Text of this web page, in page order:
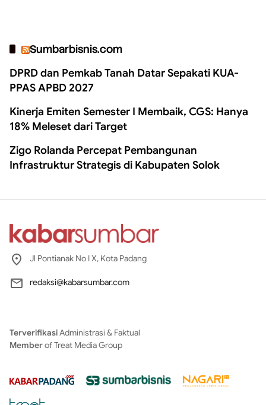
Sumbarbisnis.com
DPRD dan Pemkab Tanah Datar Sepakati KUA-
PPAS APBD 2027
Kinerja Emiten Semester I Membaik, CGS: Hanya
18% Meleset dari Target
Zigo Rolanda Percepat Pembangunan
Infrastruktur Strategis di Kabupaten Solok
Jl Pontianak No I X, Kota Padang
redaksi@kabarsumbar.com
TerverifikasiAdministrasi & Faktual
Memberof Treat Media Group